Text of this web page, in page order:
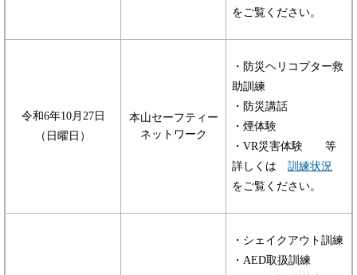
をご覧ください。
令和6年10月27日
（日曜日）
本山セーフティー
ネットワーク
・防災ヘリコプター救
助訓練
・防災講話
・煙体験
・VR災害体験 等
詳しくは 訓練状況
をご覧ください。
・シェイクアウト訓練
・AED取扱訓練